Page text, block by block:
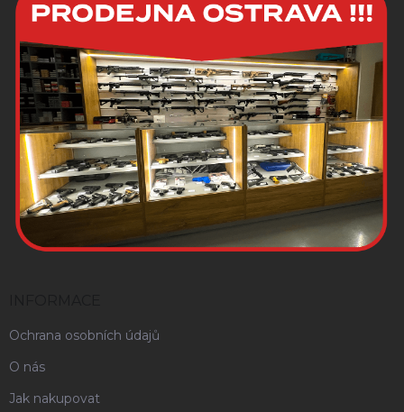
Ochrana osobních údajů
O nás
Jak nakupovat